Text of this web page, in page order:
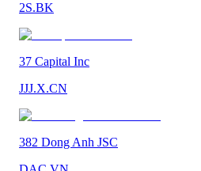
2S.BK
37 Capital Inc
JJJ.X.CN
382 Dong Anh JSC